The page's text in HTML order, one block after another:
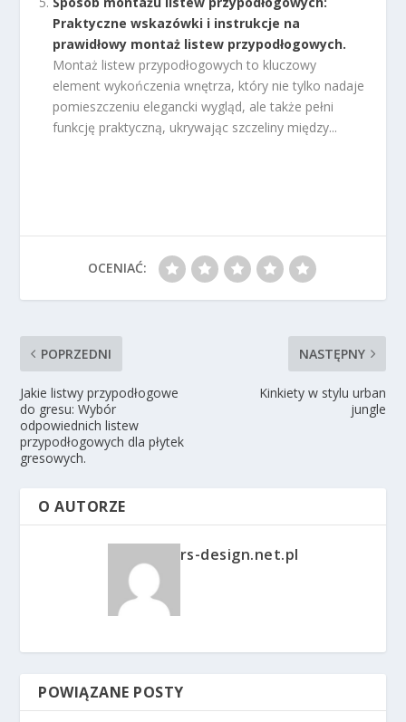
Praktyczne wskazówki i instrukcje na
prawidłowy montaż listew przypodłogowych.
Montaż listew przypodłogowych to kluczowy
element wykończenia wnętrza, który nie tylko nadaje
pomieszczeniu elegancki wygląd, ale także pełni
funkcję praktyczną, ukrywając szczeliny między...
OCENIAĆ:
POPRZEDNI
Jakie listwy przypodłogowe
do gresu: Wybór
odpowiednich listew
przypodłogowych dla płytek
gresowych.
NASTĘPNY
Kinkiety w stylu urban
jungle
O AUTORZE
rs-design.net.pl
POWIĄZANE POSTY